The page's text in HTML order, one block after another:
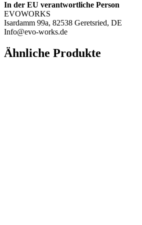
In der EU verantwortliche Person
EVOWORKS
Isardamm 99a, 82538 Geretsried, DE
Info@evo-works.de
Ähnliche Produkte